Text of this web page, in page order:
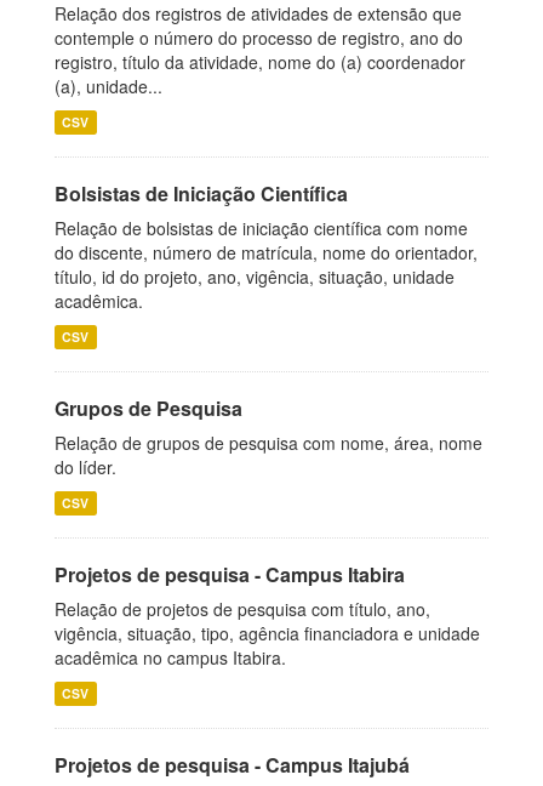
Relação dos registros de atividades de extensão que
contemple o número do processo de registro, ano do
registro, título da atividade, nome do (a) coordenador
(a), unidade...
CSV
Bolsistas de Iniciação Científica
Relação de bolsistas de iniciação científica com nome
do discente, número de matrícula, nome do orientador,
título, id do projeto, ano, vigência, situação, unidade
acadêmica.
CSV
Grupos de Pesquisa
Relação de grupos de pesquisa com nome, área, nome
do líder.
CSV
Projetos de pesquisa - Campus Itabira
Relação de projetos de pesquisa com título, ano,
vigência, situação, tipo, agência financiadora e unidade
acadêmica no campus Itabira.
CSV
Projetos de pesquisa - Campus Itajubá